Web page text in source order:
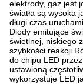
elektrody, gaz jest
światła są wysoka
długi czas
Diody emitujące
świetlnej, niskiego
szybkości
do chipu LED
ustawioną
wykorzystuje LED